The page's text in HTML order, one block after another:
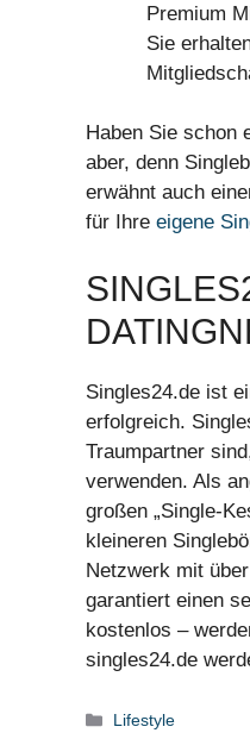
Premium
Sie
Haben Sie schon
aber, denn
erwähnt auch
für Ihre eigene
Singles24.de ist
erfolgreich.
Traumpartner
verwenden. Als
großen „Single-
kleineren
Netzwerk mit
garantiert einen
kostenlos –
singles24.de
Kategorien
Lifestyle